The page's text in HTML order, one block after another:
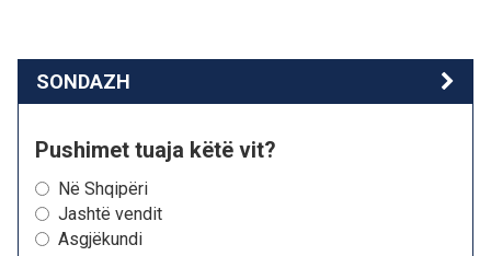
SONDAZH
Pushimet tuaja këtë vit?
Në Shqipëri
Jashtë vendit
Asgjëkundi